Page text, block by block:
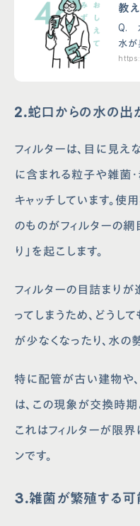
教
の
の
Q.
水が
の浄
期
2.蛇口からの水の出
フィルターは、目に見
に含まれる粒子や雑菌
キャッチしています。使
のものがフィルターの網
り」を起こします。
フィルターの目詰まり
ってしまうため、どうし
が少なくなったり、水の
特に配管が古い建物や
は、この現象が交換時期
これはフィルターが限
ンです。
3.雑菌が繁殖する可